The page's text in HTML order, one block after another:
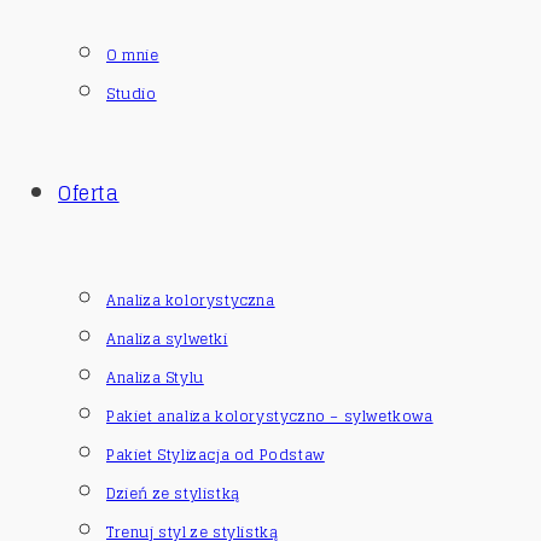
O mnie
Studio
Oferta
Analiza kolorystyczna
Analiza sylwetki
Analiza Stylu
Pakiet analiza kolorystyczno – sylwetkowa
Pakiet Stylizacja od Podstaw
Dzień ze stylistką
Trenuj styl ze stylistką